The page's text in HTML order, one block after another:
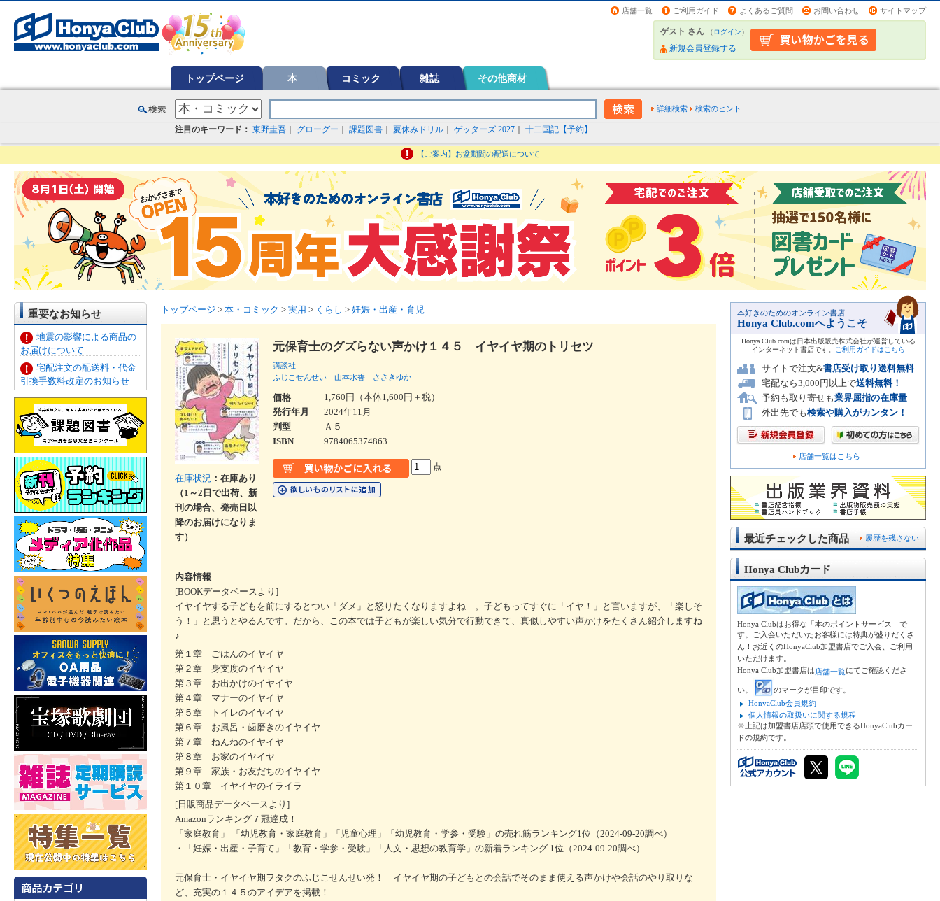
店舗一覧 ご利用ガイド よくあるご質問 お問い合わせ サイトマップ
ゲスト さん （ログイン）
新規会員登録する
トップページ 本 コミック 雑誌 その他商材
詳細検索 検索のヒント
注目のキーワード： 東野圭吾 グローグー 課題図書 夏休みドリル ゲッターズ 2027 十二国記【予約】
【ご案内】お盆期間の配送について
重要なお知らせ
地震の影響による商品の
お届けについて
宅配注文の配送料・代金
引換手数料改定のお知らせ
トップページ > 本・コミック > 実用 > くらし > 妊娠・出産・育児
在庫状況 ：在庫あり
（1～2日で出荷、新
刊の場合、発売日以
降のお届けになりま
す）
元保育士のグズらない声かけ１４５ イヤイヤ期のトリセツ
講談社
ふじこせんせい
山本水香 ささきゆか
価格
1,760円（本体1,600円＋税）
発行年月
2024年11月
判型
Ａ５
ISBN
9784065374863
点
内容情報
[BOOKデータベースより]
イヤイヤする子どもを前にするとつい「ダメ」と怒りたくなりますよね…。子どもってすぐに「イヤ！」と言いますが、「楽しそ
う！」と思うとやるんです。だから、この本では子どもが楽しい気分で行動できて、真似しやすい声かけをたくさん紹介しますね
♪
第１章 ごはんのイヤイヤ
第２章 身支度のイヤイヤ
第３章 お出かけのイヤイヤ
第４章 マナーのイヤイヤ
第５章 トイレのイヤイヤ
第６章 お風呂・歯磨きのイヤイヤ
第７章 ねんねのイヤイヤ
第８章 お家のイヤイヤ
第９章 家族・お友だちのイヤイヤ
第１０章 イヤイヤのイライラ
[日販商品データベースより]
Amazonランキング７冠達成！
「家庭教育」 「幼児教育・家庭教育」「児童心理」「幼児教育・学参・受験」の売れ筋ランキング1位（2024-09-20調べ）
・「妊娠・出産・子育て」「教育・学参・受験」「人文・思想の教育学」の新着ランキング 1位（2024-09-20調べ）
元保育士・イヤイヤ期ヲタクのふじこせんせい発！ イヤイヤ期の子どもとの会話でそのまま使える声かけや会話のやり取りな
ど、充実の１４５のアイデアを掲載！
本好きのためのオンライン書店
Honya Club.comへようこそ
Honya Club.comは日本出版販売株式会社が運営している
インターネット書店です。
ご利用ガイドはこちら
サイトで注文&書店受け取り送料無料
宅配なら3,000円以上で送料無料！
予約も取り寄せも業界屈指の在庫量
外出先でも検索や購入がカンタン！
店舗一覧はこちら
履歴を残さない
最近チェックした商品
Honya Clubカード
Honya Clubはお得な「本のポイントサービス」で
す。ご入会いただいたお客様には特典が盛りだくさ
ん！お近くのHonyaClub加盟書店でご入会、ご利用
いただけます。
Honya Club加盟書店は店舗一覧にてご確認くださ
い。
のマークが目印です。
HonyaClub会員規約
個人情報の取扱いに関する規程
※上記は加盟書店店頭で使用できるHonyaClubカー
ドの規約です。